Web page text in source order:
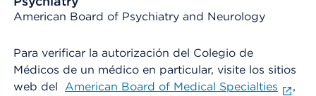
American Board of Psychiatry and Neurology
Para verificar la autorización del Colegio de
Médicos de un médico en particular, visite los sitios
web del American Board of Medical Specialties
,